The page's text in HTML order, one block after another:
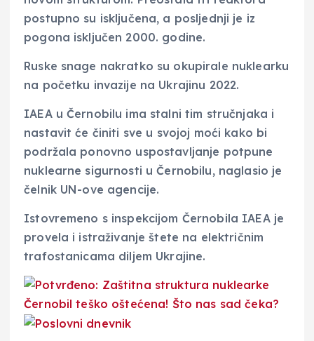
postupno su isključena, a posljednji je iz
pogona isključen 2000. godine.
Ruske snage nakratko su okupirale nuklearku
na početku invazije na Ukrajinu 2022.
IAEA u Černobilu ima stalni tim stručnjaka i
nastavit će činiti sve u svojoj moći kako bi
podržala ponovno uspostavljanje potpune
nuklearne sigurnosti u Černobilu, naglasio je
čelnik UN-ove agencije.
Istovremeno s inspekcijom Černobila IAEA je
provela i istraživanje štete na električnim
trafostanicama diljem Ukrajine.